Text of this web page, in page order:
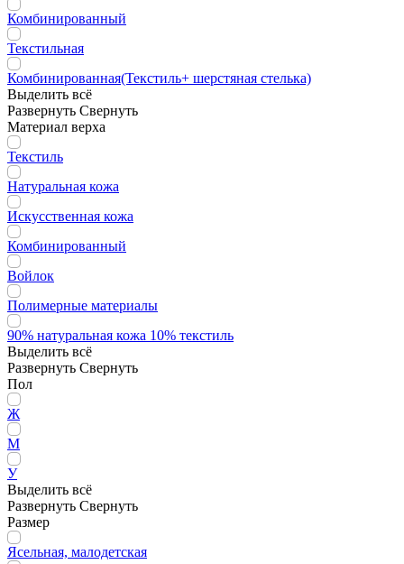
Комбинированный
Текстильная
Комбинированная(Текстиль+ шерстяная стелька)
Выделить всё
Развернуть Свернуть
Материал верха
Текстиль
Натуральная кожа
Искусственная кожа
Комбинированный
Войлок
Полимерные материалы
90% натуральная кожа 10% текстиль
Выделить всё
Развернуть Свернуть
Пол
Ж
М
У
Выделить всё
Развернуть Свернуть
Размер
Ясельная, малодетская